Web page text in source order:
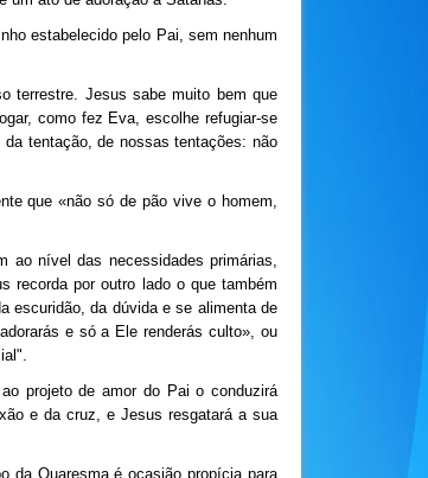
estabelecido pelo Pai, sem nenhum
terrestre. Jesus sabe muito bem que
como fez Eva, escolhe refugiar-se
tentação, de nossas tentações: não
que «não só de pão vive o homem,
ao nível das necessidades primárias,
recorda por outro lado o que também
escuridão, da dúvida e se alimenta de
e só a Ele renderás culto», ou
projeto de amor do Pai o conduzirá
e da cruz, e Jesus resgatará a sua
da Quaresma é ocasião propícia para